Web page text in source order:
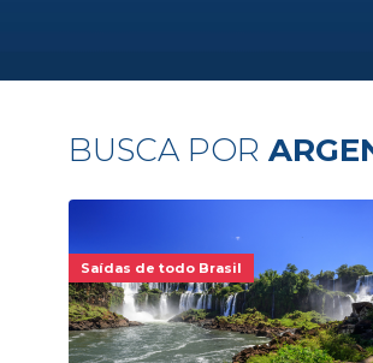
BUSCA POR
Saídas de todo Brasil